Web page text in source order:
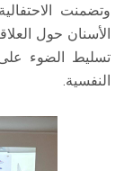
وتضمنت
الأسنان حول
تسليط الضوء على
النفسية.